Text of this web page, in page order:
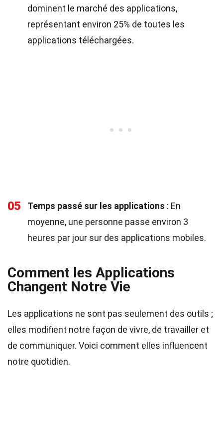
dominent le marché des applications,
représentant environ 25% de toutes les
applications téléchargées.
05 Temps passé sur les applications : En
moyenne, une personne passe environ 3
heures par jour sur des applications mobiles.
Comment les Applications
Changent Notre Vie
Les applications ne sont pas seulement des outils ;
elles modifient notre façon de vivre, de travailler et
de communiquer. Voici comment elles influencent
notre quotidien.